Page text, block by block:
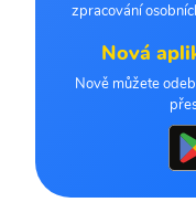
zpracování
Nová
Nově můžete